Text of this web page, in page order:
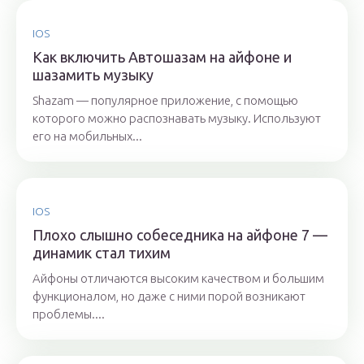
IOS
Как включить Автошазам на айфоне и
шазамить музыку
Shazam — популярное приложение, с помощью
которого можно распознавать музыку. Используют
его на мобильных...
IOS
Плохо слышно собеседника на айфоне 7 —
динамик стал тихим
Айфоны отличаются высоким качеством и большим
функционалом, но даже с ними порой возникают
проблемы....